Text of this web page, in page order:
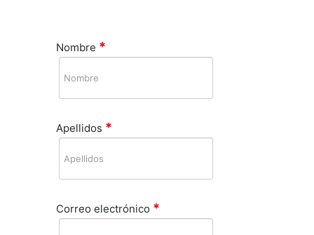
Nombre *
Apellidos *
Correo electrónico *